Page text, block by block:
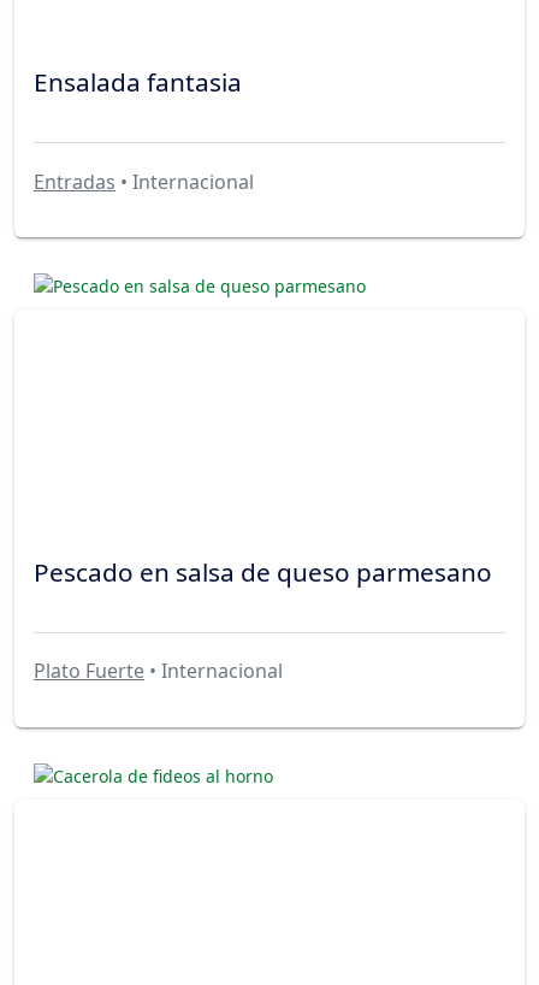
Ensalada fantasia
Entradas • Internacional
Pescado en salsa de queso parmesano
Plato Fuerte • Internacional